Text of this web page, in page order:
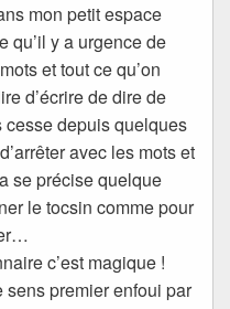
mon petit espace
qu’il y a urgence de
et tout ce qu’on
d’écrire de dire de
depuis quelques
avec les mots et
se précise quelque
le tocsin comme pour
c’est magique !
premier enfoui par